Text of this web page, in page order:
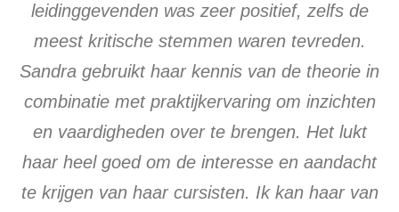
leidinggevenden was zeer positief, zelfs de
meest kritische stemmen waren tevreden.
Sandra gebruikt haar kennis van de theorie in
combinatie met praktijkervaring om inzichten
en vaardigheden over te brengen. Het lukt
haar heel goed om de interesse en aandacht
te krijgen van haar cursisten. Ik kan haar van